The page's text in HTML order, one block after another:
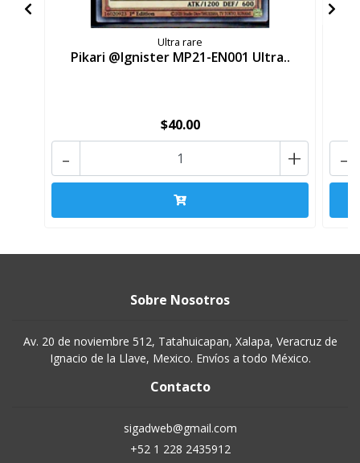
Ultra rare
Pikari @Ignister MP21-EN001 Ultra..
$40.00
+
- -
Sobre Nosotros
Av. 20 de noviembre 512, Tatahuicapan, Xalapa, Veracruz de
Ignacio de la Llave, Mexico. Envíos a todo México.
Contacto
sigadweb@gmail.com
+52 1 228 2435912